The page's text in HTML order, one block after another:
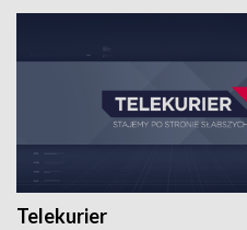
Telekurier